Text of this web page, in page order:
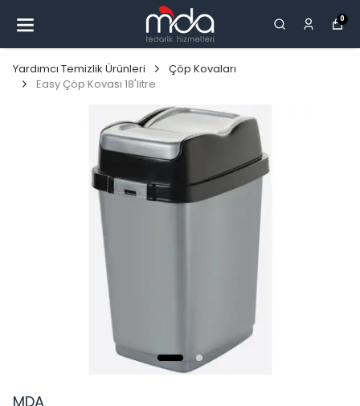
0
Yardımcı Temizlik Ürünleri
Çöp Kovaları
Easy Çöp Kovası 18'litre
MDA